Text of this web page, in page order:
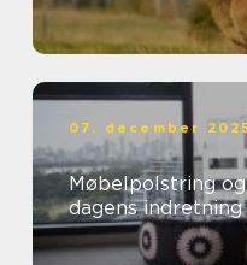
07. december
Møbelpolstring
dagens indretning